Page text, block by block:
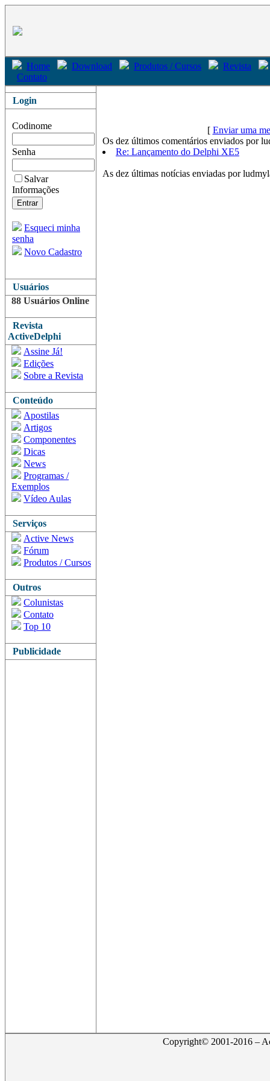
Home Download Produtos / Cursos
Revista
Contato
Login
Codinome
Senha
Salvar
Informações
Esqueci minha
senha
Novo Cadastro
Usuários
88 Usuários Online
Revista
ActiveDelphi
Assine Já!
Edições
Sobre a Revista
Conteúdo
Apostilas
Artigos
Componentes
Dicas
News
Programas /
Exemplos
Vídeo Aulas
Serviços
Active News
Fórum
Produtos / Cursos
Outros
Colunistas
Contato
Top 10
Publicidade
[ Enviar uma
Os dez últimos comentários enviados por
Re: Lançamento do Delphi XE5
As dez últimas notícias enviadas por
Copyright© 2001-2016 –